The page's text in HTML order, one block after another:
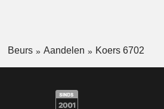
Beurs Aandelen Koers 6702